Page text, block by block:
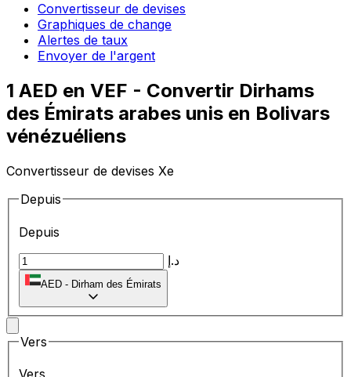
Convertisseur de devises
Graphiques de change
Alertes de taux
Envoyer de l'argent
1 AED en VEF - Convertir Dirhams
des Émirats arabes unis en Bolivars
vénézuéliens
Convertisseur de devises Xe
Depuis
Depuis
د.إ
AED - Dirham des Émirats
Vers